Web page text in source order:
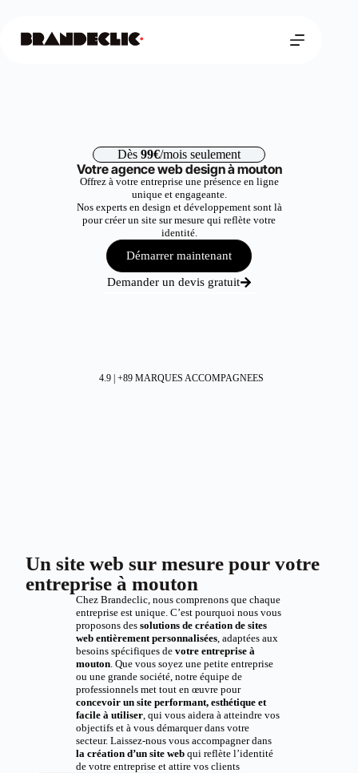
Dès 99€/mois seulement
Votre agence web design à mouton
Offrez à votre entreprise une présence en ligne
unique et engageante.
Nos experts en design et développement sont là
pour créer un site sur mesure qui reflète votre
identité.
Démarrer maintenant
Demander un devis gratuit
4.9 | +89 MARQUES ACCOMPAGNEES
Un site web sur mesure pour votre
entreprise à mouton
Chez Brandeclic, nous comprenons que chaque
entreprise est unique. C’est pourquoi nous vous
proposons des solutions de création de sites
web entièrement personnalisées, adaptées aux
besoins spécifiques de votre entreprise à
mouton. Que vous soyez une petite entreprise
ou une grande société, notre équipe de
professionnels met tout en œuvre pour
concevoir un site performant, esthétique et
facile à utiliser, qui vous aidera à atteindre vos
objectifs et à vous démarquer dans votre
secteur. Laissez-nous vous accompagner dans
la création d’un site webqui reflète l’identité
de votre entreprise et attire vos clients